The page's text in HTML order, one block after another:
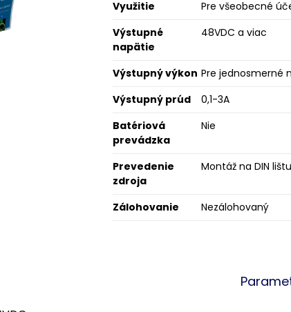
Využitie
Pre všeobecné
Výstupné
napätie
48VDC a viac
Výstupný výkon Pre jednosmerné
Výstupný prúd
0,1-3A
Batériová
prevádzka
Nie
Prevedenie
zdroja
Montáž na DIN lištu
Zálohovanie Nezálohovaný